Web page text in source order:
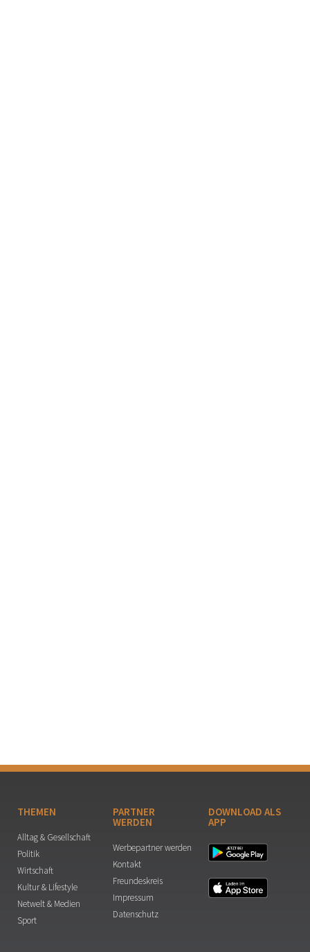
THEMEN
Alltag & Gesellschaft
Politik
Wirtschaft
Kultur & Lifestyle
Netwelt & Medien
Sport
PARTNER
WERDEN
Werbepartner werden
Kontakt
Freundeskreis
Impressum
Datenschutz
DOWNLOAD ALS
APP